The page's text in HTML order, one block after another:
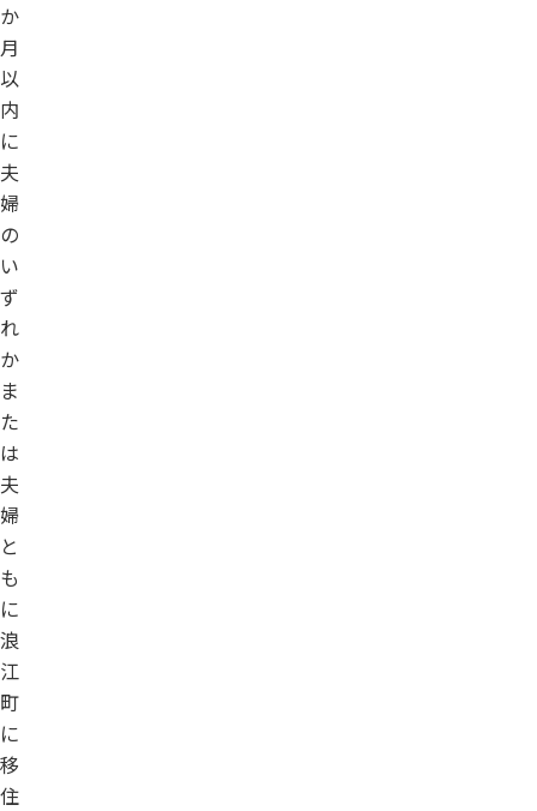
か
月
以
内
に
夫
婦
の
い
ず
れ
か
ま
た
は
夫
婦
と
も
に
浪
江
町
に
移
住